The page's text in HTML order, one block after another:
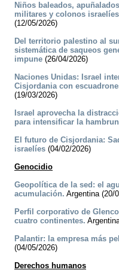
Niños baleados,
militares y colonos
(12/05/2026)
Del territorio palestino al
sistemática de saqueos
impune (26/04/2026)
Naciones Unidas: Israel
Cisjordania con
(19/03/2026)
Israel aprovecha la
para intensificar la
El futuro de Cisjordania:
israelíes (04/02/2026)
Genocidio
Geopolítica de la sed: el
acumulación. Argentina (20/
Perfil corporativo de
cuatro continentes.
Palantir: la empresa más
(04/05/2026)
Derechos humanos